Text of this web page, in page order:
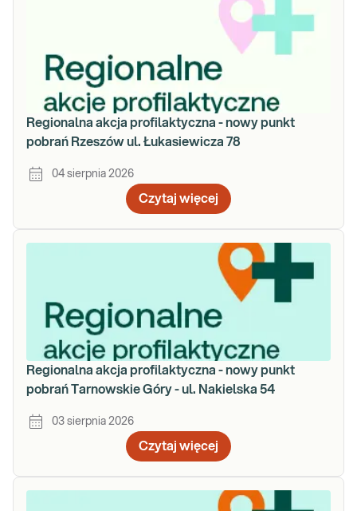
Regionalna akcja profilaktyczna - nowy punkt
pobrań Rzeszów ul. Łukasiewicza 78
04 sierpnia 2026
Czytaj więcej
Regionalna akcja profilaktyczna - nowy punkt
pobrań Tarnowskie Góry - ul. Nakielska 54
03 sierpnia 2026
Czytaj więcej